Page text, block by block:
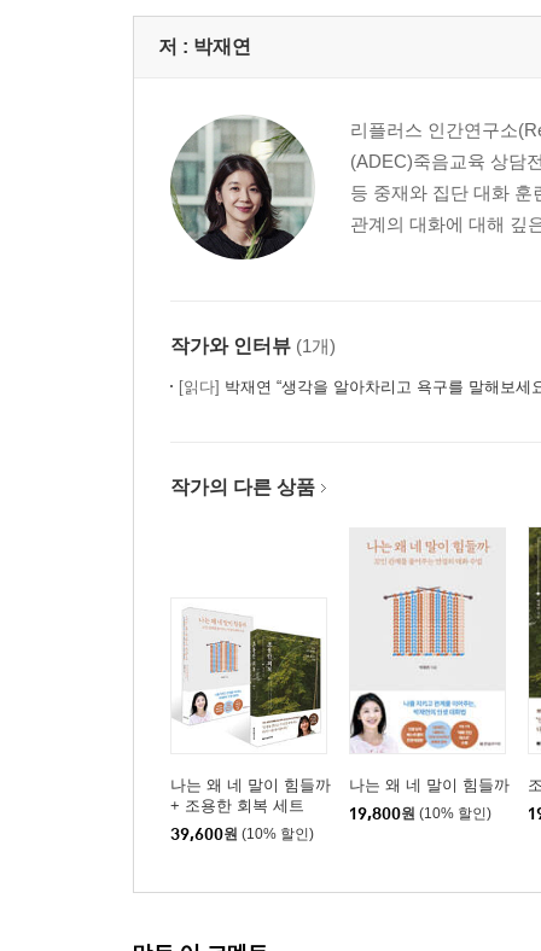
저 : 박재연
리플러스 인간연구소
(ADEC)죽음교육 상담
등 중재와 집단 대화
관계의 대화에 대해 깊
작가와 인터뷰 (1개)
[읽다] 박재연 “생각을 알아차리고 욕구를 말해보세
작가의 다른 상품
나는 왜 네 말이 힘들까
+ 조용한 회복 세트
39,600원 (10% 할인)
나는 왜 네 말이 힘들까
19,800원 (10% 할인)